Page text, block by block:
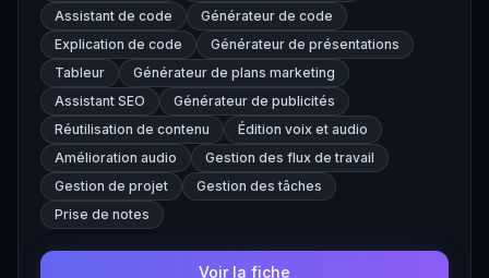
Assistant de code
Générateur de code
Explication de code
Générateur de présentations
Tableur
Générateur de plans marketing
Assistant SEO
Générateur de publicités
Réutilisation de contenu
Édition voix et audio
Amélioration audio
Gestion des flux de travail
Gestion de projet
Gestion des tâches
Prise de notes
Voir la fiche